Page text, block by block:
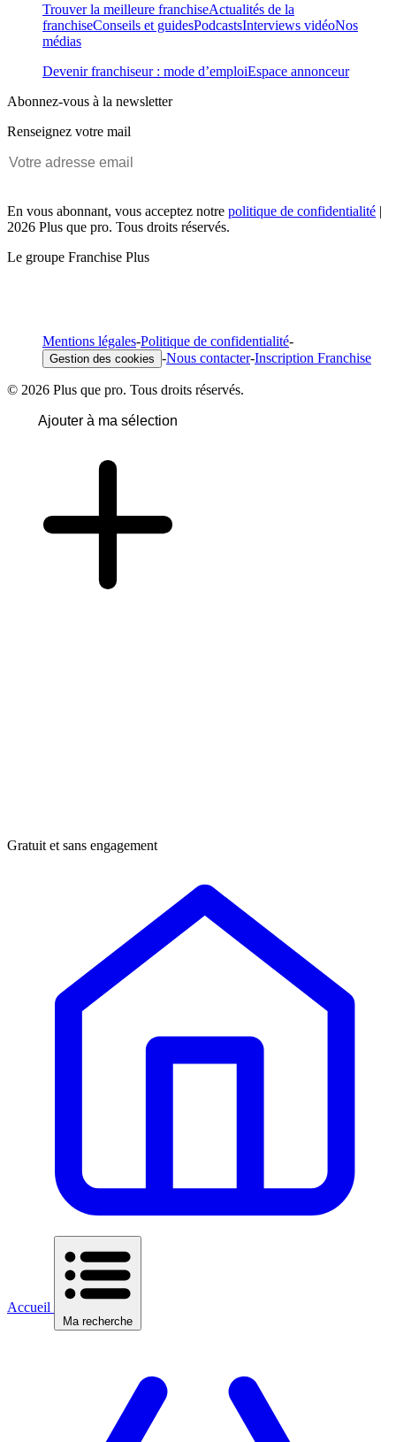
Trouver la meilleure franchiseActualités de la
franchiseConseils et guidesPodcastsInterviews vidéoNos
médias
Devenir franchiseur : mode d’emploiEspace annonceur
Abonnez-vous à la newsletter
Renseignez votre mail
En vous abonnant, vous acceptez notre politique de confidentialité |
2026 Plus que pro. Tous droits réservés.
Le groupe Franchise Plus
Mentions légales-Politique de confidentialité-
Gestion des cookies -Nous contacter-Inscription Franchise
© 2026 Plus que pro. Tous droits réservés.
Ajouter à ma sélection
Gratuit et sans engagement
Accueil
Ma recherche